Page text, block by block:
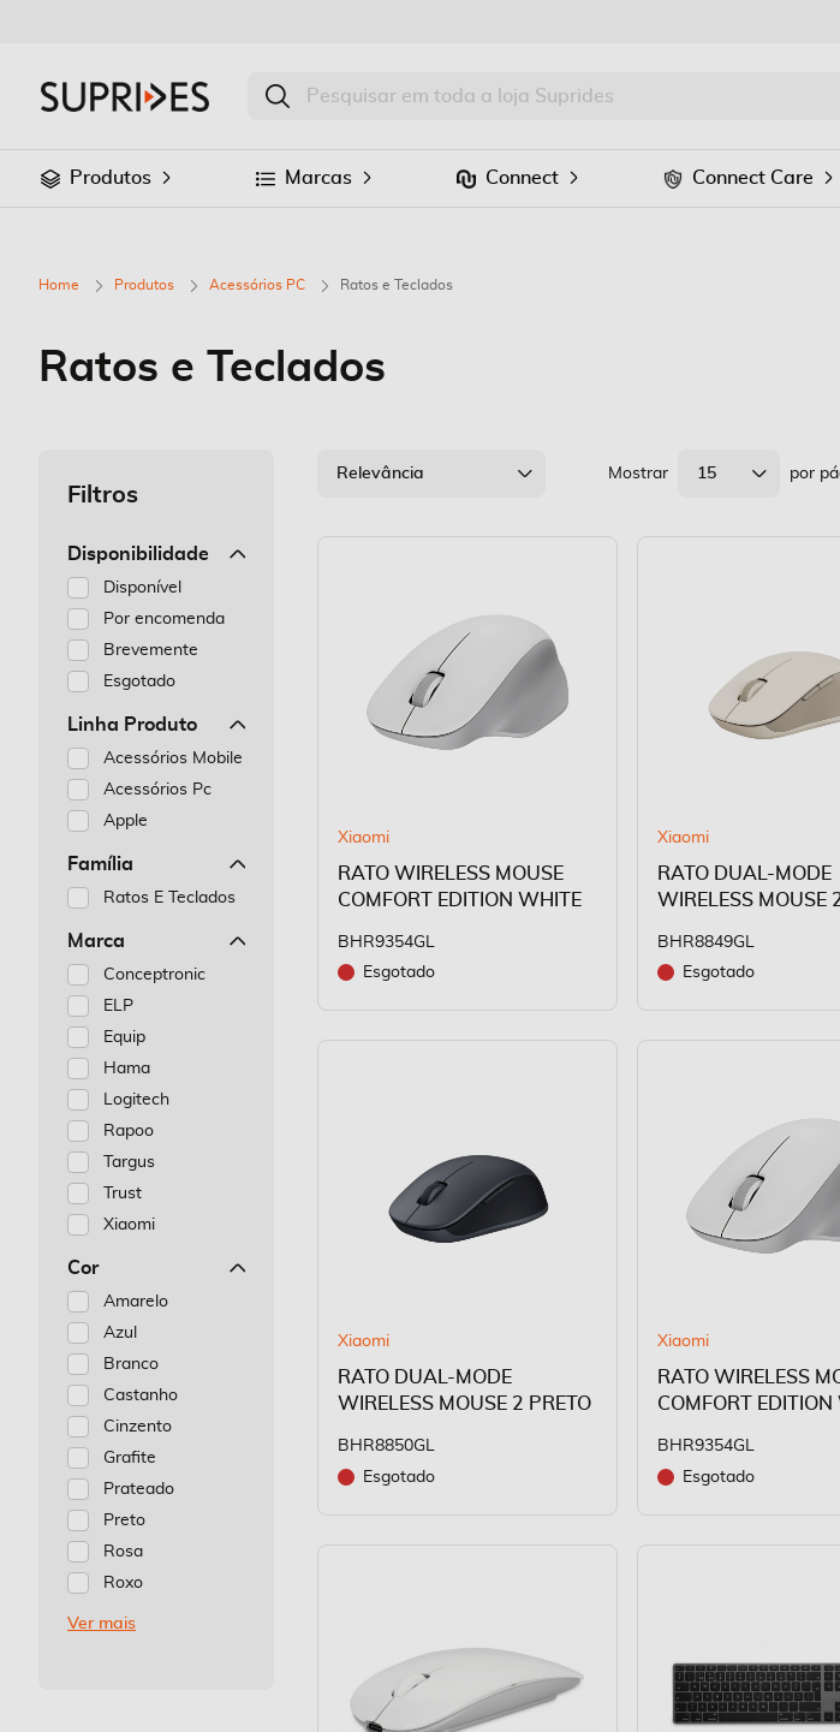
Produtos Marcas Connect Connect Care
Home Produtos Acessórios PC Ratos e Teclados
Ratos e Teclados
Relevância Mostrar 15 por
Xiaomi
RATO WIRELESS MOUSE
COMFORT EDITION WHITE
BHR9354GL
Esgotado
Xiaomi
RATO DUAL-MODE
WIRELESS MOUSE
BHR8849GL
Esgotado
Xiaomi
RATO DUAL-MODE
WIRELESS MOUSE 2 PRETO
BHR8850GL
Esgotado
Xiaomi
RATO WIRELESS
COMFORT EDITION
BHR9354GL
Esgotado
Filtros
Disponibilidade
Disponível
Por encomenda
Brevemente
Esgotado
Linha Produto
Acessórios Mobile
Acessórios Pc
Apple
Família
Ratos E Teclados
Marca
Conceptronic
ELP
Equip
Hama
Logitech
Rapoo
Targus
Trust
Xiaomi
Cor
Amarelo
Azul
Branco
Castanho
Cinzento
Grafite
Prateado
Preto
Rosa
Roxo
Ver mais